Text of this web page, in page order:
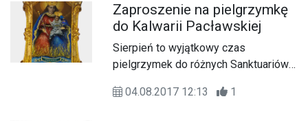
Zaproszenie na pielgrzymkę
do Kalwarii Pacławskiej
Sierpień to wyjątkowy czas
pielgrzymek do różnych Sanktuariów
pielgrzymki na uroczystości ku czci
04.08.2017 12:13 1